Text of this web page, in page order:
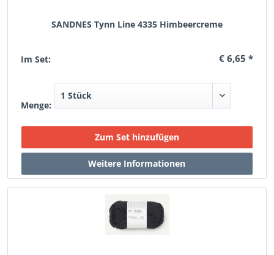
SANDNES Tynn Line 4335 Himbeercreme
Im Set: € 6,65 *
Menge: